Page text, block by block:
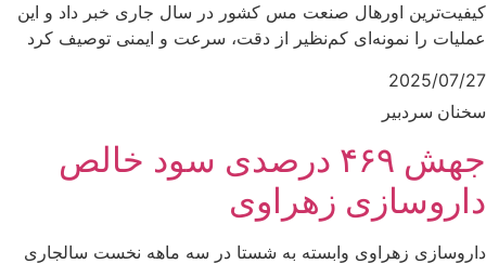
کیفیت‌ترین اورهال صنعت مس کشور در سال جاری خبر داد و این
عملیات را نمونه‌ای کم‌نظیر از دقت، سرعت و ایمنی توصیف کرد
2025/07/27
سخنان سردبیر
جهش ۴۶۹ درصدی سود خالص
داروسازی زهراوی
داروسازی زهراوی وابسته به شستا در سه ماهه نخست سالجاری